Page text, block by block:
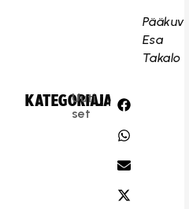
Pääkuva:
Esa
Takalo
KATEGORIA:
Uuti
set
JAA: